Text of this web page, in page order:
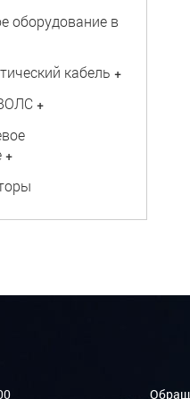
оборудование в
кабель +
+
+